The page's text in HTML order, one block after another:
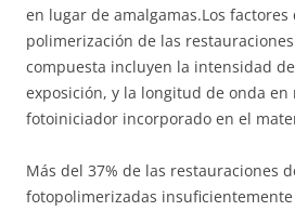
en lugar de amalgamas.Los
polimerización de las
compuesta incluyen la intensidad
exposición, y la longitud de onda
fotoiniciador incorporado en el
Más del 37% de las restauraciones
fotopolimerizadas